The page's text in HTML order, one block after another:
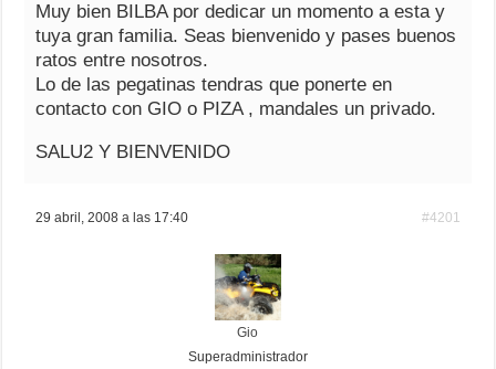
Muy bien BILBA por dedicar un momento a esta y
tuya gran familia. Seas bienvenido y pases buenos
ratos entre nosotros.
Lo de las pegatinas tendras que ponerte en
contacto con GIO o PIZA , mandales un privado.
SALU2 Y BIENVENIDO
29 abril, 2008 a las 17:40 #4201
Gio
Superadministrador